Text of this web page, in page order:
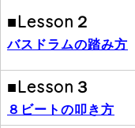
■Lesson２
バスドラムの踏み方
■Lesson３
８ビートの叩き方